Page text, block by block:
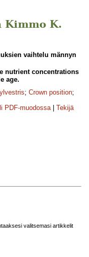
K.
vaihtelu männyn
nutrient con­centrations
age.
; Crown position;
PDF-muodossa| Tekijä
valitsemasi artikkelit